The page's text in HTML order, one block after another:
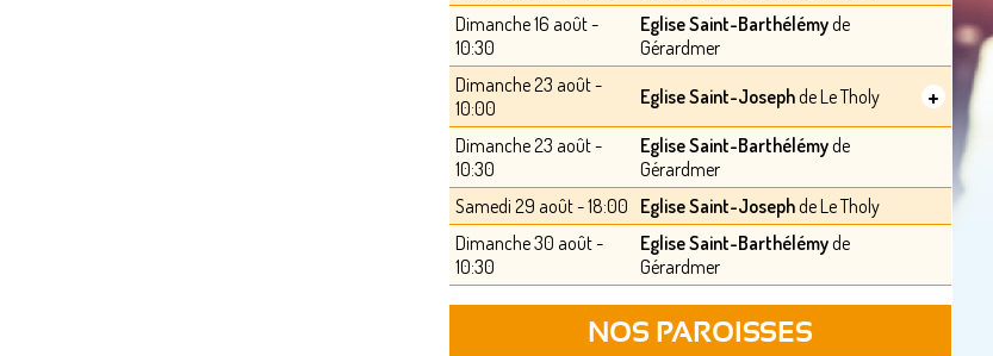
Dimanche 16 août -
10:30
Eglise Saint-Barthélémyde
Gérardmer
Dimanche 23 août -
10:00
Eglise Saint-Josephde Le Tholy +
Dimanche 23 août -
10:30
Eglise Saint-Barthélémyde
Gérardmer
Samedi 29 août - 18:00 Eglise Saint-Josephde Le Tholy
Dimanche 30 août -
10:30
Eglise Saint-Barthélémyde
Gérardmer
NOS PAROISSES